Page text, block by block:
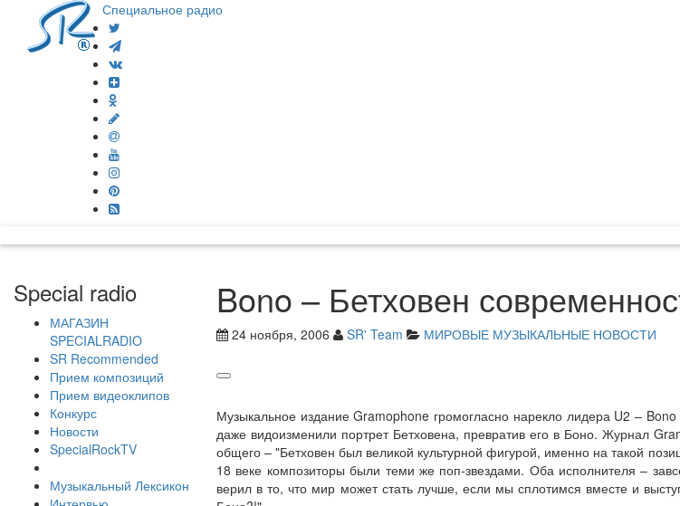
Специальное радио
Special radio
МАГАЗИН
SPECIALRADIO
SR Recommended
Прием композиций
Прием видеоклипов
Конкурс
Новости
SpecialRockTV
Музыкальный Лексикон
Bono – Бетховен
24 ноября, 2006 SR' Team МИРОВЫЕ МУЗЫКАЛЬНЫЕ НОВОСТИ
Музыкальное издание Gramophone громогласно нарекло лидера U2 –
даже видоизменили портрет Бетховена, превратив его в Боно. Журнал
общего – "Бетховен был великой культурной фигурой, именно на такой
18 веке композиторы были теми же поп-звездами. Оба исполнителя –
верил в то, что мир может стать лучше, если мы сплотимся вместе и